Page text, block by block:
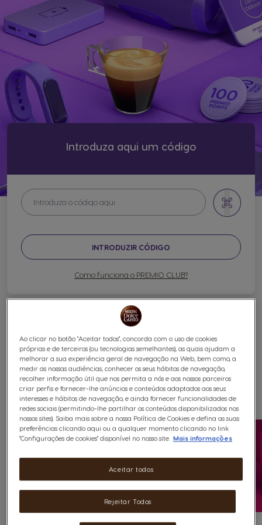
Introduza aqui um código
INTRODUZIR CÓDIGO
Como funciona o PREMIO CLUB?
NOVIDADE! Insira seu código e
escolha entre as 3 opções:
Ao clicar no botão "Aceitar todos", concorda com o uso de cookies
próprias e de terceiros (ou tecnologias semelhantes), as quais ajudam a
melhorar a sua experiência geral de navegação na Web, bem como, a
medir as nossas audiências, conhecer os seus hábitos de navegação,
recolher informação útil que nos permita a nós e aos nossos parceiros
criar perfis e fornecer-lhe anúncios e conteúdos adaptados aos seus
interesses e hábitos de navegação, e ainda fornecer funcionalidades de
redes sociais (permitindo-lhe partilhar os conteúdos disponibilizados nos
nossos sites). Saiba mais sobre a nossa Política de Cookies e defina as suas
preferências clicando aqui ou a qualquer momento clicando no link
"Configurações de cookies" disponível no nosso site. Mais informações
Rejeitar Todos
Aceitar todos